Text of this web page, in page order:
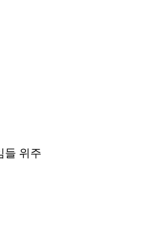
들 위주